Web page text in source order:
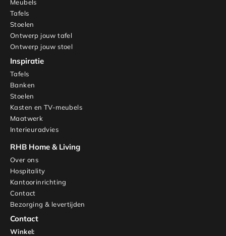
Meubels
Tafels
Stoelen
Ontwerp jouw tafel
Ontwerp jouw stoel
Inspiratie
Tafels
Banken
Stoelen
Kasten en TV-meubels
Maatwerk
Interieuradvies
RHB Home & Living
Over ons
Hospitality
Kantoorinrichting
Contact
Bezorging & levertijden
Contact
Winkel: